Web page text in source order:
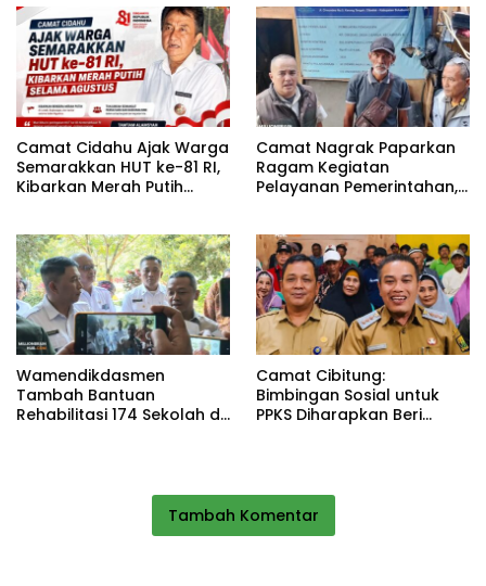
Camat Cidahu Ajak Warga
Semarakkan HUT ke-81 RI,
Kibarkan Merah Putih
Camat Nagrak Paparkan
Ragam Kegiatan
Pelayanan Pemerintahan,
Wamendikdasmen
Tambah Bantuan
Rehabilitasi 174 Sekolah di
Camat Cibitung:
Bimbingan Sosial untuk
PPKS Diharapkan Beri
Tambah Komentar